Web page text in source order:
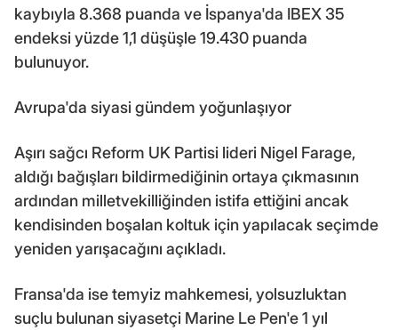
kaybıyla 8.368 puanda ve İspanya'da IBEX 35
endeksi yüzde 1,1 düşüşle 19.430 puanda
bulunuyor.
Avrupa'da siyasi gündem yoğunlaşıyor
Aşırı sağcı Reform UK Partisi lideri Nigel Farage,
aldığı bağışları bildirmediğinin ortaya çıkmasının
ardından milletvekilliğinden istifa ettiğini ancak
kendisinden boşalan koltuk için yapılacak seçimde
yeniden yarışacağını açıkladı.
Fransa'da ise temyiz mahkemesi, yolsuzluktan
suçlu bulunan siyasetçi Marine Le Pen'e 1 yıl